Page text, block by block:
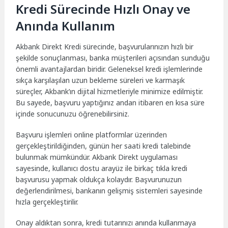
Kredi Sürecinde Hızlı Onay ve
Anında Kullanım
Akbank Direkt Kredi sürecinde, başvurularınızın hızlı bir
şekilde sonuçlanması, banka müşterileri açısından sunduğu
önemli avantajlardan biridir. Geleneksel kredi işlemlerinde
sıkça karşılaşılan uzun bekleme süreleri ve karmaşık
süreçler, Akbank’ın dijital hizmetleriyle minimize edilmiştir.
Bu sayede, başvuru yaptığınız andan itibaren en kısa süre
içinde sonucunuzu öğrenebilirsiniz.
Başvuru işlemleri online platformlar üzerinden
gerçekleştirildiğinden, günün her saati kredi talebinde
bulunmak mümkündür. Akbank Direkt uygulaması
sayesinde, kullanıcı dostu arayüz ile birkaç tıkla kredi
başvurusu yapmak oldukça kolaydır. Başvurunuzun
değerlendirilmesi, bankanın gelişmiş sistemleri sayesinde
hızla gerçekleştirilir.
Onay aldıktan sonra, kredi tutarınızı anında kullanmaya